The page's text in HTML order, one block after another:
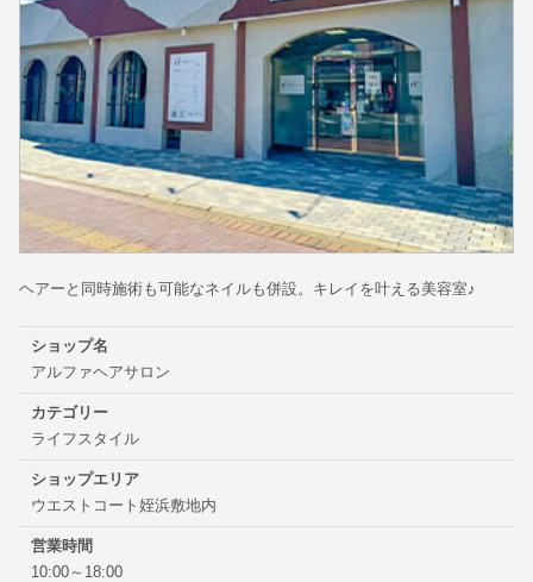
ヘアーと同時施術も可能なネイルも併設。キレイを叶える美容室♪
ショップ名
アルファヘアサロン
カテゴリー
ライフスタイル
ショップエリア
ウエストコート姪浜敷地内
営業時間
10:00～18:00